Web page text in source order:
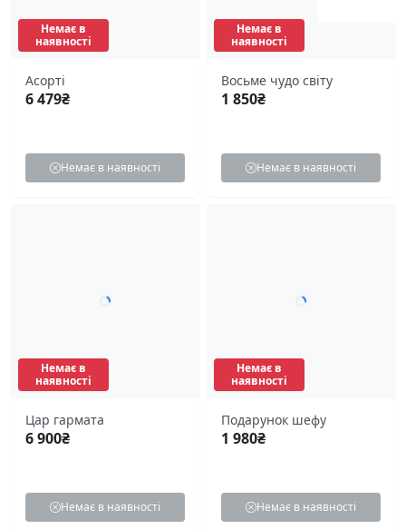
Немає в
наявності
Асорті
6 479₴
Немає в наявності
Немає в
наявності
Восьме чудо світу
1 850₴
Немає в наявності
Немає в
наявності
Цар гармата
6 900₴
Немає в наявності
Немає в
наявності
Подарунок шефу
1 980₴
Немає в наявності